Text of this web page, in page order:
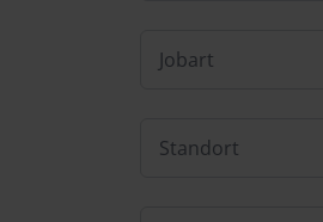
Jobart
Standort